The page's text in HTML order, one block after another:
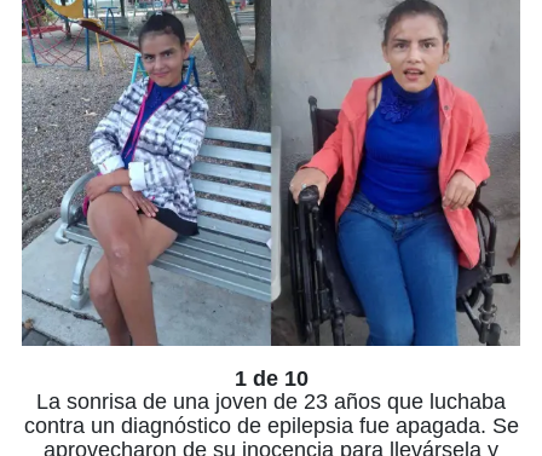
1 de 10
La sonrisa de una joven de 23 años que luchaba
contra un diagnóstico de epilepsia fue apagada. Se
aprovecharon de su inocencia para llevársela y